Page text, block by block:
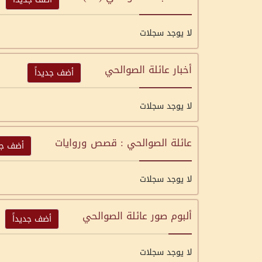
لا يوجد سجلات
أخبار عائلة الصوالحي أضف جديداً
لا يوجد سجلات
عائلة الصوالحي : قصص وروايات أضف
لا يوجد سجلات
ألبوم صور عائلة الصوالحي أضف جديداً
لا يوجد سجلات